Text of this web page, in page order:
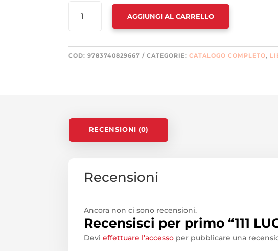
LUOGHI
CHE
AGGIUNGI AL CARRELLO
COD:9783740829667 CATEGORIE:CATALOGO COMPLETO,
RECENSIONI (0)
Recensioni
Ancora non ci sono recensioni.
Recensisci per primo “111
Devieffettuare l’accesso per pubblicare una